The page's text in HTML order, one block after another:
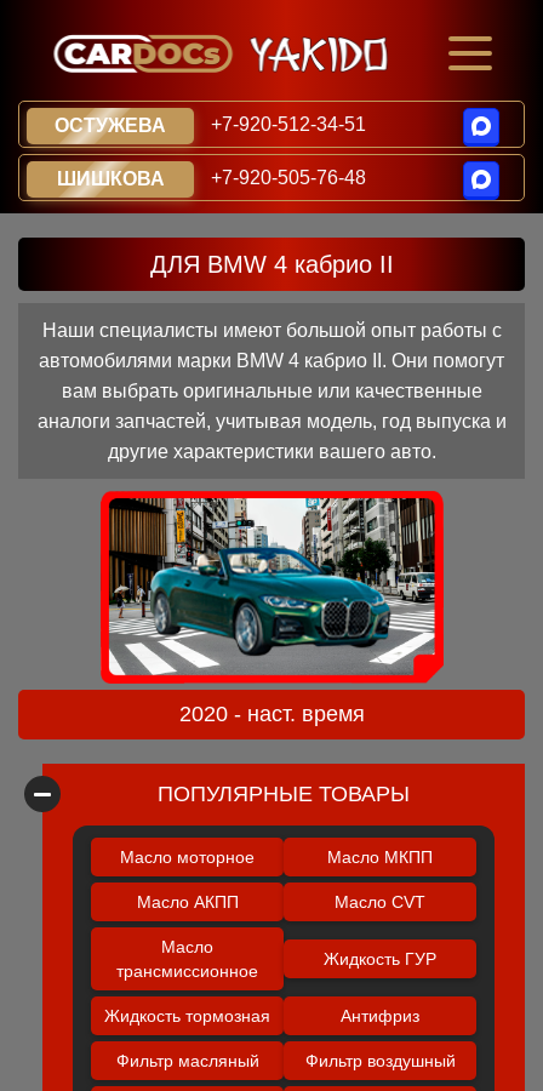
ОСТУЖЕВА +7-920-512-34-51
ШИШКОВА +7-920-505-76-48
ДЛЯ BMW 4 кабрио II
Наши специалисты имеют большой опыт работы с
автомобилями марки BMW 4 кабрио II. Они помогут
вам выбрать оригинальные или качественные
аналоги запчастей, учитывая модель, год выпуска и
другие характеристики вашего авто.
2020 - наст. время
ПОПУЛЯРНЫЕ ТОВАРЫ
Масло моторное Масло МКПП
Масло АКПП Масло CVT
Масло
трансмиссионное
Жидкость ГУР
Жидкость тормозная Антифриз
Фильтр масляный Фильтр воздушный